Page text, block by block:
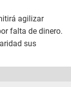
agilizar
falta de dinero.
sus